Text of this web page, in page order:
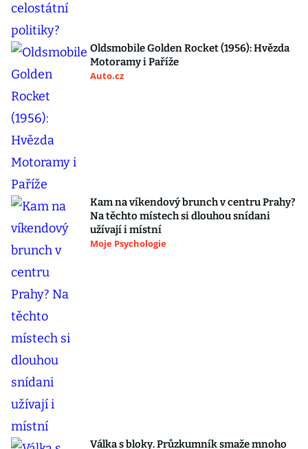
Oldsmobile Golden Rocket (1956): Hvězda
Motoramy i Paříže
Auto.cz
Kam na víkendový brunch v centru Prahy?
Na těchto místech si dlouhou snídani
užívají i místní
Moje Psychologie
Válka s bloky. Průzkumník smaže mnoho